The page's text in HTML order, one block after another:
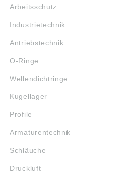
Arbeitsschutz
Industrietechnik
Antriebstechnik
O-Ringe
Wellendichtringe
Kugellager
Profile
Armaturentechnik
Schläuche
Druckluft